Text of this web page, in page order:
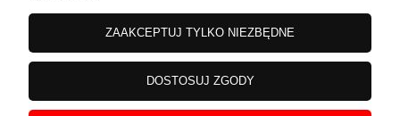
PŁATNOŚCI I DOSTAWA
INFORMACJE
ZAAKCEPTUJ TYLKO NIEZBĘDNE
DOSTOSUJ ZGODY